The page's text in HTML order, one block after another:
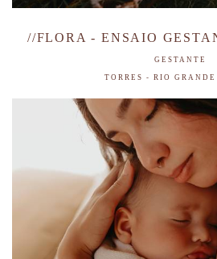
//FLORA - ENSAIO
GESTANTE
TORRES - RIO GRANDE